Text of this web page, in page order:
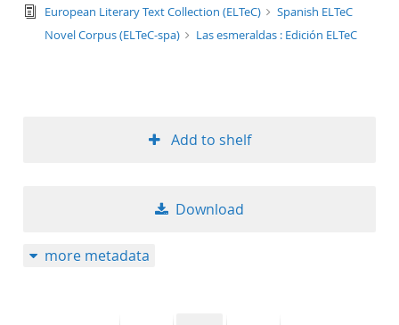
text/tg.edition+tg.aggregation+xml
European Literary Text Collection (ELTeC)
Spanish ELTeC
Novel Corpus (ELTeC-spa)
Las esmeraldas : Edición ELTeC
Add to shelf
Download
more metadata